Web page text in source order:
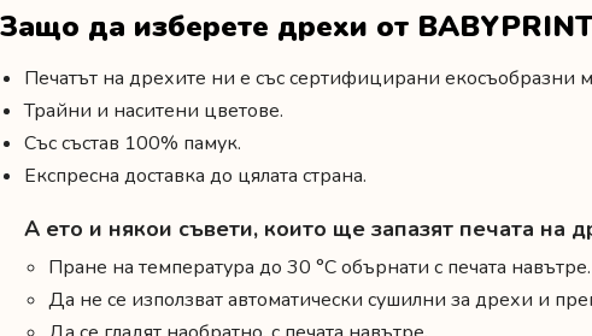
Защо да изберете дрехи от
Печатът на дрехите ни е със сертифицирани екосъобразни
Трайни и наситени цветове.
Със състав 100% памук.
Експресна доставка до цялата страна.
А ето и някои съвети, които ще запазят печата на
Пране на температура до 30 °C обърнати с печата навътре.
Да не се използват автоматически сушилни за дрехи и